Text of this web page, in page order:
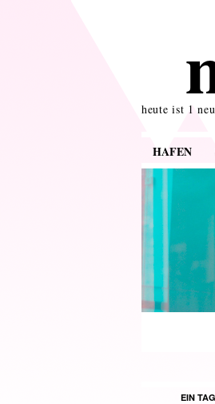
heute ist 1
HAFEN
EIN